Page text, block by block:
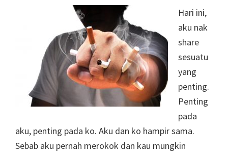
Hari ini,
aku nak
share
sesuatu
yang
penting.
Penting
pada
aku, penting pada ko. Aku dan ko hampir sama.
Sebab aku pernah merokok dan kau mungkin